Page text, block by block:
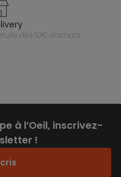
dès 10€ d'achats
à l’Oeil, inscrivez-
!